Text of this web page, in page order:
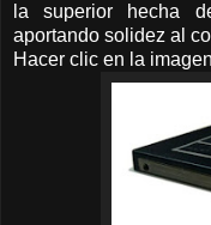
la superior hecha
aportando solidez al
Hacer clic en la